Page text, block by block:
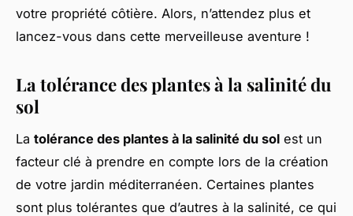
votre propriété côtière. Alors, n’attendez plus et
lancez-vous dans cette merveilleuse aventure !
La tolérance des plantes à la salinité du
sol
La tolérance des plantes à la salinité du sol est un
facteur clé à prendre en compte lors de la création
de votre jardin méditerranéen. Certaines plantes
sont plus tolérantes que d’autres à la salinité, ce qui